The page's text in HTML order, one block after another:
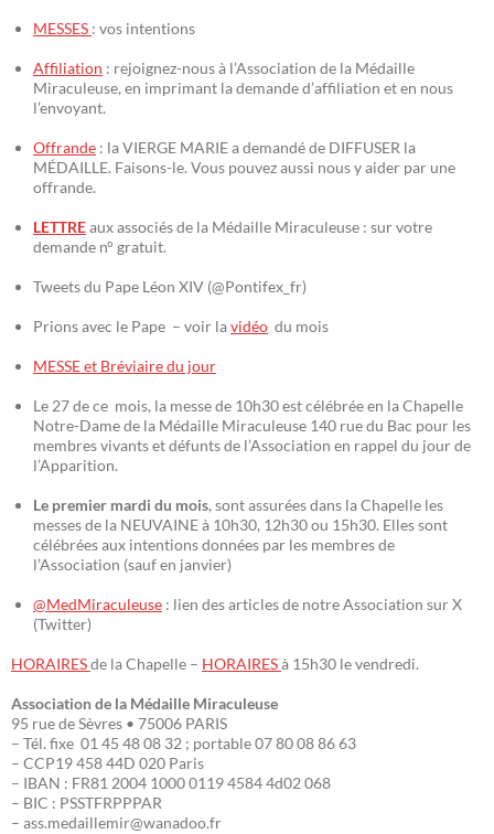
MESSES : vos intentions
Affiliation : rejoignez-nous à l’Association de la Médaille
Miraculeuse, en imprimant la demande d’affiliation et en nous
l’envoyant.
Offrande : la VIERGE MARIE a demandé de DIFFUSER la
MÉDAILLE. Faisons-le. Vous pouvez aussi nous y aider par une
offrande.
LETTREaux associés de la Médaille Miraculeuse : sur votre
demande n° gratuit.
Tweets du Pape Léon XIV (@Pontifex_fr)
Prions avec le Pape – voir lavidéo du mois
MESSE et Bréviaire du jour
Le 27 de ce mois, la messe de 10h30 est célébrée en la Chapelle
Notre-Dame de la Médaille Miraculeuse 140 rue du Bac pour les
membres vivants et défunts de l’Association en rappel du jour de
l’Apparition.
Le premier mardi du mois, sont assurées dans la Chapelle les
messes de la NEUVAINE à 10h30, 12h30 ou 15h30. Elles sont
célébrées aux intentions données par les membres de
l’Association (sauf en janvier)
@MedMiraculeuse : lien des articles de notre Association sur X
(Twitter)
HORAIRESde la Chapelle – HORAIRESà 15h30 le vendredi.
Association de la Médaille Miraculeuse
95 rue de Sèvres • 75006 PARIS
– Tél. fixe 01 45 48 08 32 ; portable 07 80 08 86 63
– CCP19 458 44D 020 Paris
– IBAN : FR81 2004 1000 0119 4584 4d02 068
– BIC : PSSTFRPPPAR
– ass.medaillemir@wanadoo.fr